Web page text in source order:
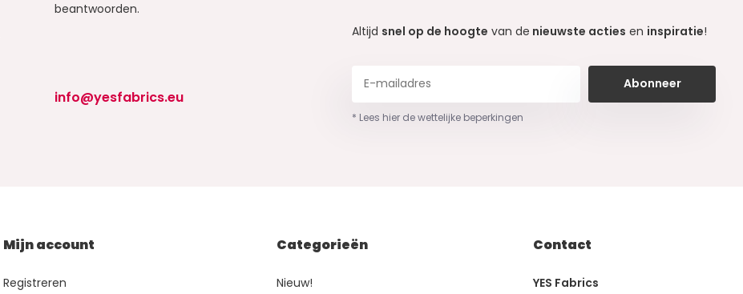
beantwoorden.
info@yesfabrics.eu
Altijd snel op de hoogte van de nieuwste acties en inspiratie!
Abonneer
* Lees hier de wettelijke beperkingen
Mijn account
Registreren
Categorieën
Nieuw!
Contact
YES Fabrics